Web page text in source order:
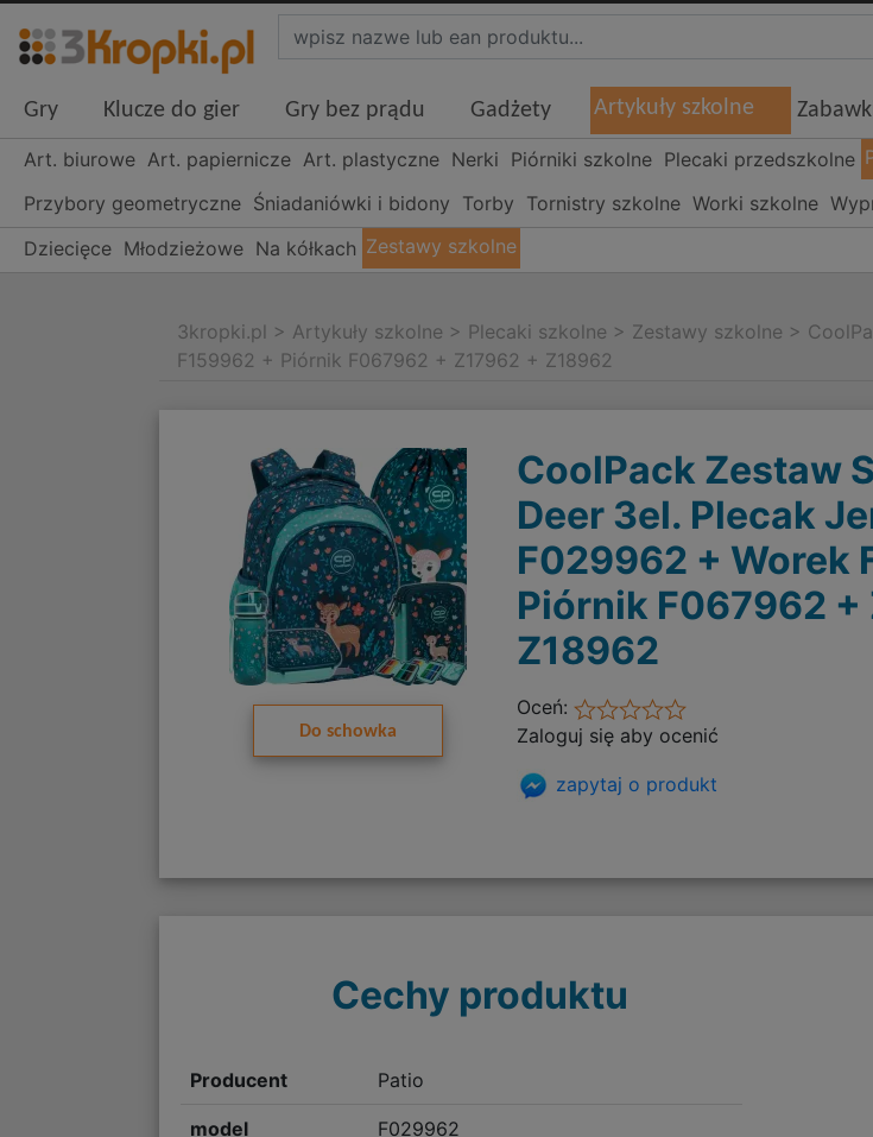
Gry Klucze do gier Gry bez prądu Gadżety Artykuły szkolne
Art. biurowe Art. papiernicze Art. plastyczne Nerki Piórniki szkolne Plecaki przedszkolne
Przybory geometryczne Śniadaniówki i bidony Torby Tornistry szkolne Worki szkolne
Dziecięce Młodzieżowe Na kółkach Zestawy szkolne
3kropki.pl > Artykuły szkolne > Plecaki szkolne > Zestawy szkolne >
F159962 + Piórnik F067962 + Z17962 + Z18962
Do schowka
CoolPack Zestaw
Deer 3el. Plecak
F029962 + Worek
Piórnik F067962 +
Z18962
Oceń:
Zaloguj się aby ocenić
zapytaj o produkt
Cechy produktu
Producent Patio
model F029962